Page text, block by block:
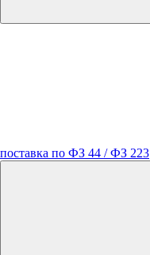
поставка по ФЗ 44 / ФЗ 223